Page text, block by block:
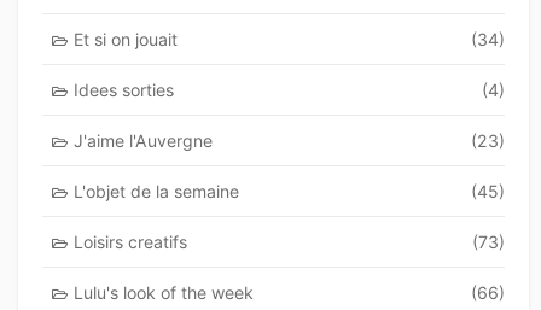
Et si on jouait (34)
Idees sorties (4)
J'aime l'Auvergne (23)
L'objet de la semaine (45)
Loisirs creatifs (73)
Lulu's look of the week (66)